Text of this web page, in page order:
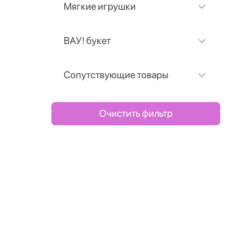
Мягкие игрушки
ВАУ! букет
Сопутствующие товары
Очистить фильтр